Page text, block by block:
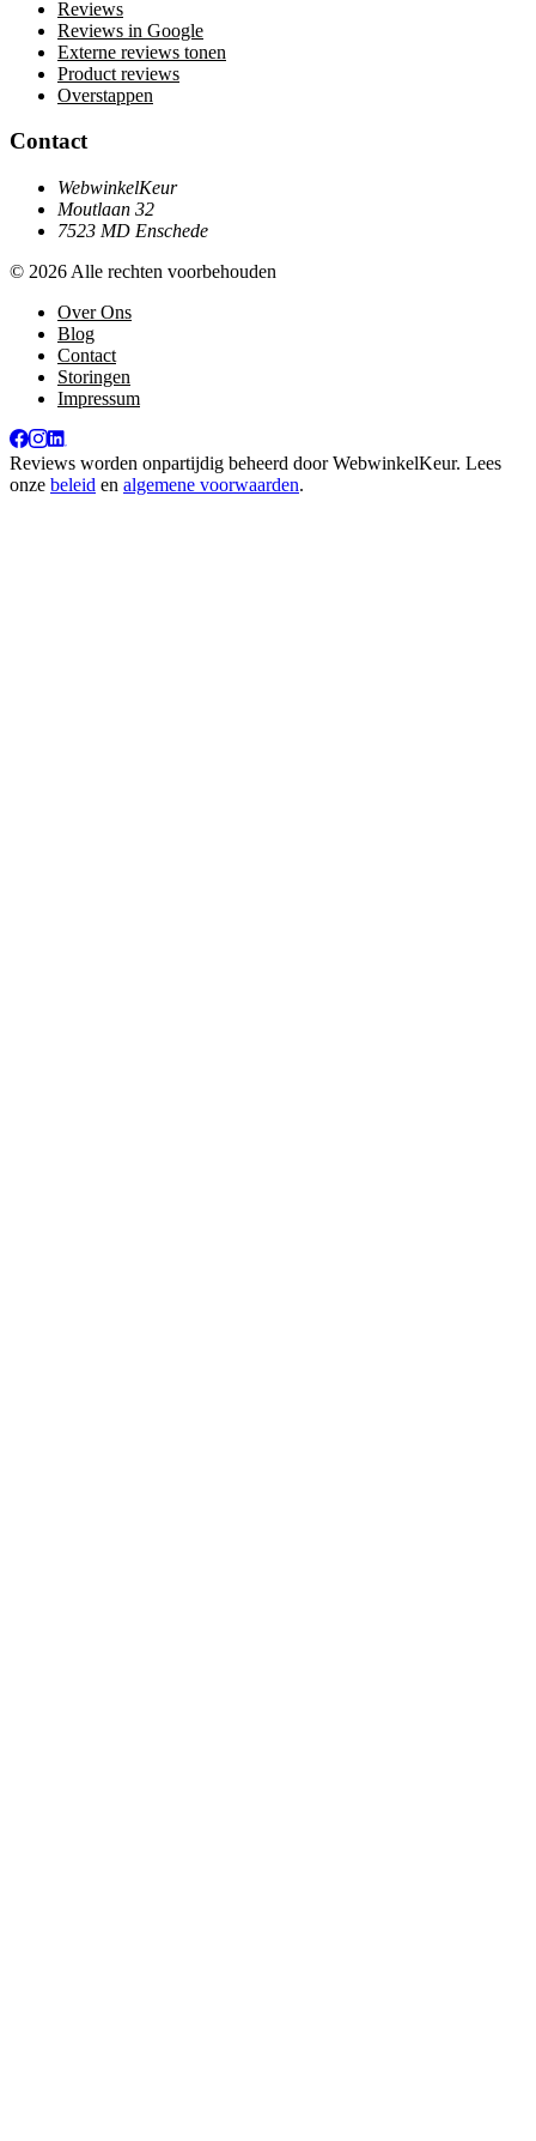
Reviews
Reviews in Google
Externe reviews tonen
Product reviews
Overstappen
Contact
WebwinkelKeur
Moutlaan 32
7523 MD Enschede
© 2026 Alle rechten voorbehouden
Over Ons
Blog
Contact
Storingen
Impressum
Reviews worden onpartijdig beheerd doorWebwinkelKeur. Lees
onze beleid en algemene voorwaarden.